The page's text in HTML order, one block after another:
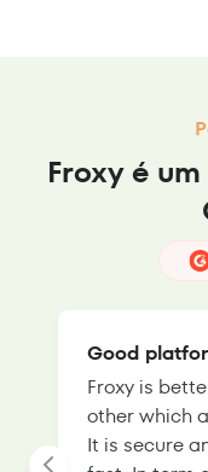
Froxy é
Good
Froxy is
other which
It is secure